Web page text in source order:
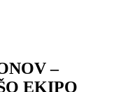
–
EKIPO